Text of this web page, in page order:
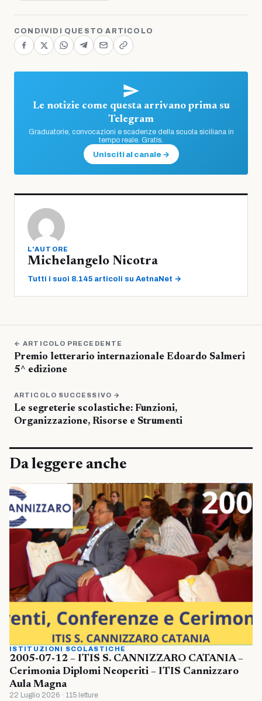
CONDIVIDI QUESTO ARTICOLO
Le notizie come questa arrivano prima su
Telegram
Graduatorie, convocazioni e scadenze della scuola siciliana in
tempo reale. Gratis.
Unisciti al canale →
L'AUTORE
Michelangelo Nicotra
Tutti i suoi 8.145 articoli su AetnaNet →
← ARTICOLO PRECEDENTE
Premio letterario internazionale Edoardo Salmeri
5^ edizione
ARTICOLO SUCCESSIVO →
Le segreterie scolastiche: Funzioni,
Organizzazione, Risorse e Strumenti
Da leggere anche
ISTITUZIONI SCOLASTICHE
2005-07-12 – ITIS S. CANNIZZARO CATANIA –
Cerimonia Diplomi Neoperiti – ITIS Cannizzaro
Aula Magna
22 Luglio 2026 · 115 letture